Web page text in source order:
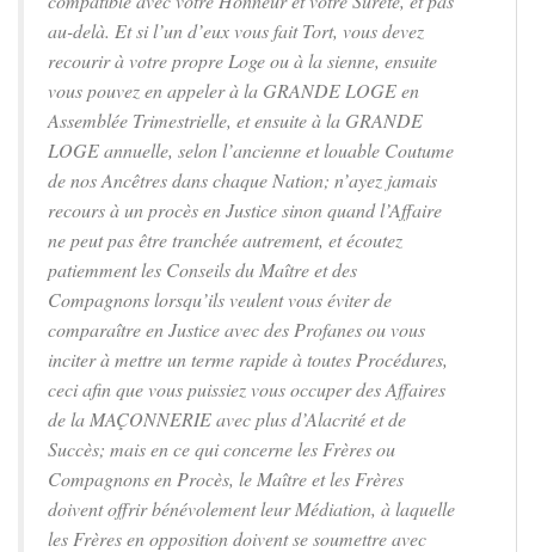
au-delà. Et si l’un d’eux vous fait Tort, vous devez
recourir à votre propre Loge ou à la sienne, ensuite
vous pouvez en appeler à la GRANDE LOGE en
Assemblée Trimestrielle, et ensuite à la GRANDE
LOGE annuelle, selon l’ancienne et louable Coutume
de nos Ancêtres dans chaque Nation; n’ayez jamais
recours à un procès en Justice sinon quand l’Affaire
ne peut pas être tranchée autrement, et écoutez
patiemment les Conseils du Maître et des
Compagnons lorsqu’ils veulent vous éviter de
comparaître en Justice avec des Profanes ou vous
inciter à mettre un terme rapide à toutes Procédures,
ceci afin que vous puissiez vous occuper des Affaires
de la MAÇONNERIE avec plus d’Alacrité et de
Succès; mais en ce qui concerne les Frères ou
Compagnons en Procès, le Maître et les Frères
doivent offrir bénévolement leur Médiation, à laquelle
les Frères en opposition doivent se soumettre avec